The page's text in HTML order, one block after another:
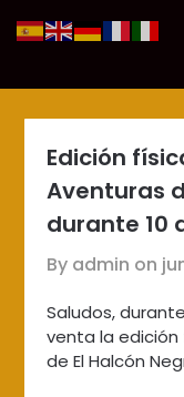
to
Edición
Aventuras
durante 10
By admin on
Saludos,
venta la edición
de El Halcón